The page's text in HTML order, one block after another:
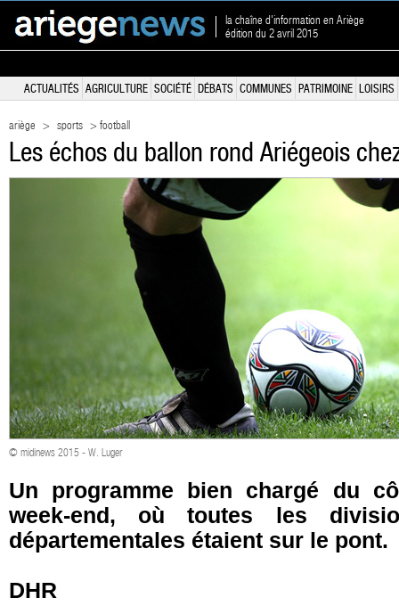
la chaîne d'information en Ariège
édition du 2 avril 2015
ACTUALITÉS AGRICULTURE SOCIÉTÉ DÉBATS COMMUNES PATRIMOINE LOISIRS
ariège > sports > football
Les échos du ballon rond Ariégeois
© midinews 2015 - W. Luger
Un programme bien chargé du
week-end, où toutes les
départementales étaient sur le pont.
DHR